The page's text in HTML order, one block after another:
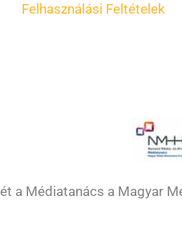
Felhasználási Feltételek
a Médiatanács a Magyar